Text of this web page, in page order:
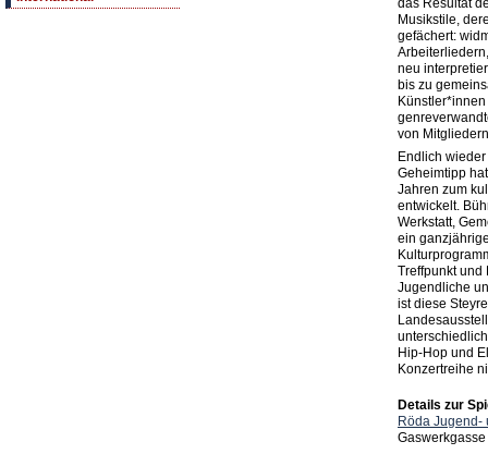
das Resultat
Musikstile,
gefächert:
neu
bis zu
von
Endlich
Geheimtipp
Jahren zum
entwickelt.
Werkstatt,
ein
Treffpunkt und
Jugendliche
ist diese
Hip-Hop und
Konzertreihe
Details zur
Röda Jugend-